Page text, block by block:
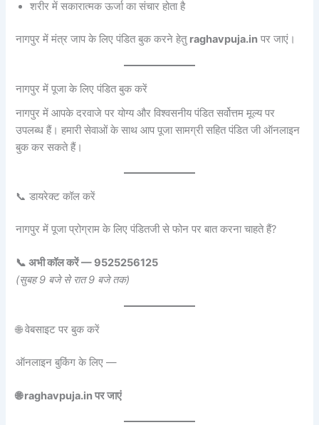
शरीर में सकारात्मक ऊर्जा का संचार होता है
नागपुर में मंत्र जाप के लिए पंडित बुक करने हेतु raghavpuja.in पर जाएं।
नागपुर में पूजा के लिए पंडित बुक करें
नागपुर में आपके दरवाजे पर योग्य और विश्वसनीय पंडित सर्वोत्तम मूल्य पर
उपलब्ध हैं। हमारी सेवाओं के साथ आप पूजा सामग्री सहित पंडित जी ऑनलाइन
बुक कर सकते हैं।
📞 डायरेक्ट कॉल करें
नागपुर में पूजा प्रोग्राम के लिए पंडितजी से फोन पर बात करना चाहते हैं?
📞 अभी कॉल करें — 9525256125
(सुबह 9 बजे से रात 9 बजे तक)
🌐 वेबसाइट पर बुक करें
ऑनलाइन बुकिंग के लिए —
🌐 raghavpuja.in पर जाएं